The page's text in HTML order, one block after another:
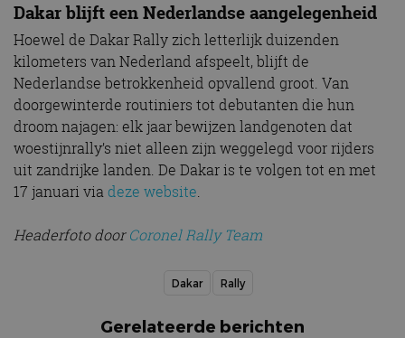
Dakar blijft een Nederlandse aangelegenheid
Hoewel de Dakar Rally zich letterlijk duizenden
kilometers van Nederland afspeelt, blijft de
Nederlandse betrokkenheid opvallend groot. Van
doorgewinterde routiniers tot debutanten die hun
droom najagen: elk jaar bewijzen landgenoten dat
woestijnrally’s niet alleen zijn weggelegd voor rijders
uit zandrijke landen. De Dakar is te volgen tot en met
17 januari viadeze website.
Headerfoto doorCoronel Rally Team
Dakar Rally
Gerelateerde berichten